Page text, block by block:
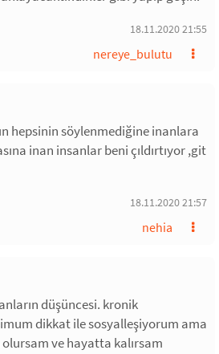
18.11.2020 21:55
nereye_bulutu
hepsinin söylenmediğine inanlara
inan insanlar beni çıldırtıyor ,git
18.11.2020 21:57
nehia
düşüncesi. kronik
dikkat ile sosyalleşiyorum ama
ve hayatta kalırsam